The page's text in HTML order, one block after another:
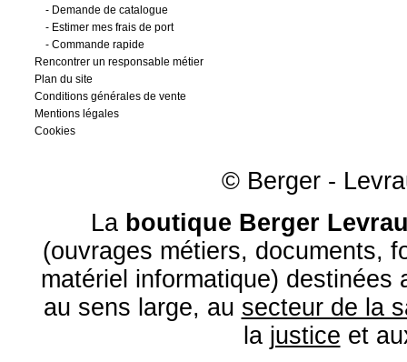
- Demande de catalogue
- Estimer mes frais de port
- Commande rapide
Rencontrer un responsable métier
Plan du site
Conditions générales de vente
Mentions légales
Cookies
© Berger -
La boutique Berger
(ouvrages métiers, documents,
matériel informatique) destinées
au sens large, au secteur de la
la justice et